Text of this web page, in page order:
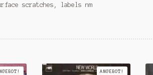
scratches, labels nm
ANGEBOT!